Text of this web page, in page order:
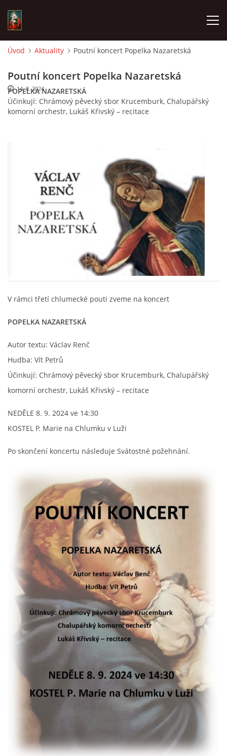
ŽIVÉ VYSÍLÁNÍ
© 2026 eStránky.cz Závadný obsah? |Zpracování dat
Úvod Aktuality Poutní koncert Popelka Nazaretská
Poutní koncert Popelka Nazaretská
POPELKA NAZARETSKÁ
Účinkují: Chrámový pěvecký sbor Krucemburk, Chalupářský
komorní orchestr, Lukáš Křivský – recitace
14. 8. 2024
V rámci třetí chlumecké pouti zveme na koncert
POPELKA NAZARETSKÁ
Autor textu: Václav Renč
Hudba: Vít Petrů
Účinkují: Chrámový pěvecký sbor Krucemburk, Chalupářský
komorní orchestr, Lukáš Křivský – recitace
NEDĚLE 8. 9. 2024 ve 14:30
KOSTEL P. Marie na Chlumku v Luži
Po skončení koncertu následuje Svátostné požehnání.